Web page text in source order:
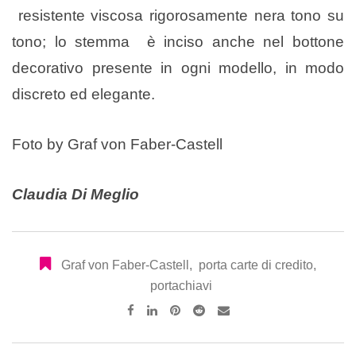
resistente viscosa rigorosamente nera tono su
tono; lo stemma è inciso anche nel bottone
decorativo presente in ogni modello, in modo
discreto ed elegante.
Foto by Graf von Faber-Castell
Claudia Di Meglio
Graf von Faber-Castell , porta carte di credito,
portachiavi
Pinterest
RedditShare